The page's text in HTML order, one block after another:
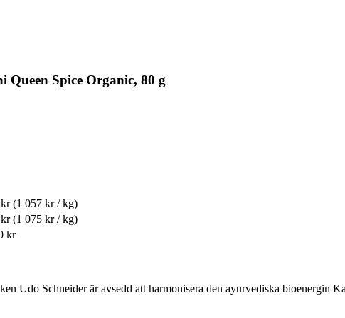
Queen Spice Organic, 80 g
(1 057 kr / kg)
(1 075 kr / kg)
kr
Udo Schneider är avsedd att harmonisera den ayurvediska bioenergin